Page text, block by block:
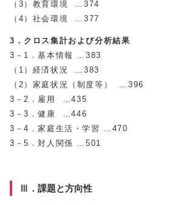
（3）教育環境 …374
（4）社会環境 …377
3．クロス集計および分析結果
3－1．基本情報 …383
（1）経済状況 …383
（2）家庭状況（制度等） …396
3－2．雇用 …435
3－3．健康 …446
3－4．家庭生活・学習 …470
3－5．対人関係 …501
Ⅲ．課題と方向性